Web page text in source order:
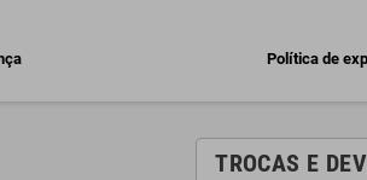
Política de
TROCAS E